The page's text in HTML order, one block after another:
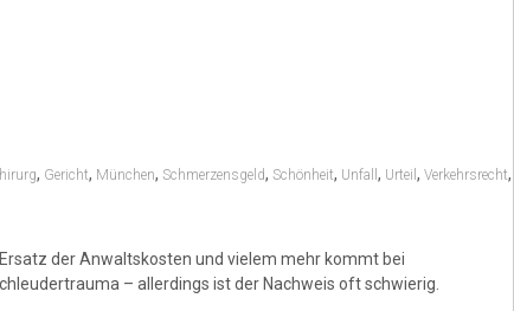
, Gericht, München, Schmerzensgeld, Schönheit, Unfall , Urteil , Verkehrsrecht,
der Anwaltskosten und vielem mehr kommt bei
– allerdings ist der Nachweis oft schwierig.